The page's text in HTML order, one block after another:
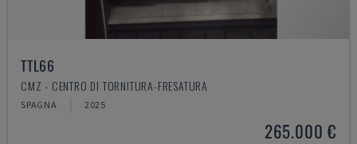
TTL66
CMZ - CENTRO DI TORNITURA-FRESATURA
SPAGNA 2025
265.000 €